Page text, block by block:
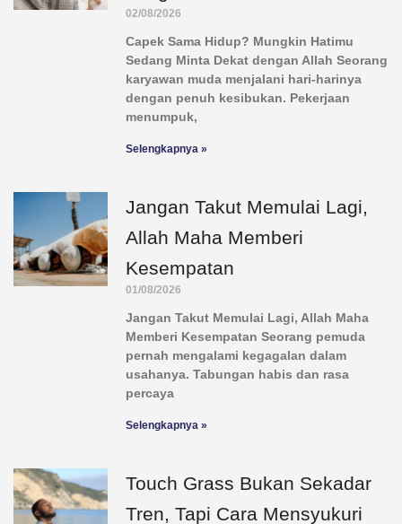
02/08/2026
Capek Sama Hidup? Mungkin Hatimu
Sedang Minta Dekat dengan Allah Seorang
karyawan muda menjalani hari-harinya
dengan penuh kesibukan. Pekerjaan
menumpuk,
Selengkapnya »
Jangan Takut Memulai Lagi,
Allah Maha Memberi
Kesempatan
01/08/2026
Jangan Takut Memulai Lagi, Allah Maha
Memberi Kesempatan Seorang pemuda
pernah mengalami kegagalan dalam
usahanya. Tabungan habis dan rasa
percaya
Selengkapnya »
Touch Grass Bukan Sekadar
Tren, Tapi Cara Mensyukuri